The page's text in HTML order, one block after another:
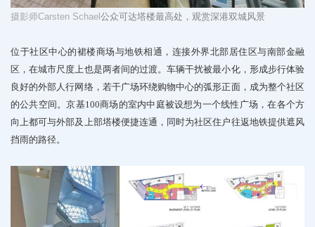
摄影师Carsten Schael 公众可达塔楼最高处，观赏深港双城风景
位于社区中心的裙楼商场与地铁相通，连接外界北部居住区与南部金融
区，在城市尺度上也是两者间的过渡。车辆干扰被最小化，形成步行体验
良好的外部人行网络，若干广场环绕购物中心的弧形正面，成为整个社区
的公共空间。京基100商场的室内中庭被设想为一个线性广场 ，在各个方
向上都可与外部及上部塔楼便捷连通，同时为社区住户往返地铁提供遮风
挡雨的路径。